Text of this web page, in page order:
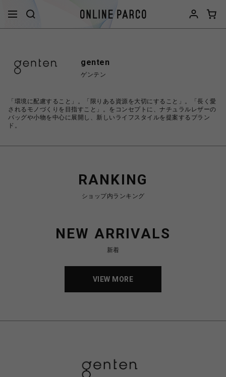
genten
ゲンテン
「環境に配慮すること」。「限りある資源を大切にすること」。「長く愛
されるモノづくりを目指すこと」。をコンセプトに、ナチュラルレザーの
バッグや小物を中心に展開し、新しいライフスタイルを提案するブラン
ド。
RANKING
ショップ内ランキング
NEW ARRIVALS
新着
VIEW MORE